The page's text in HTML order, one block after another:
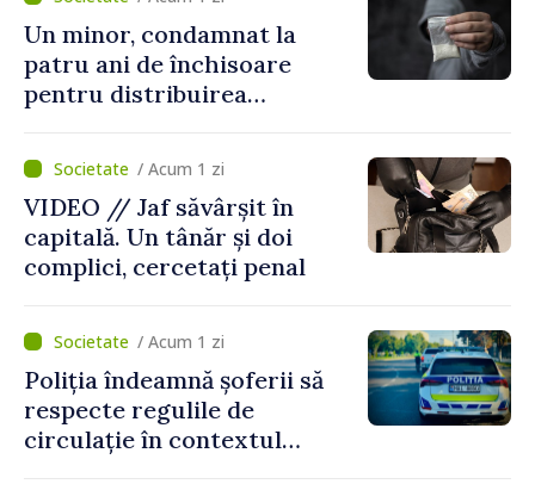
Un minor, condamnat la
patru ani de închisoare
pentru distribuirea
/ Acum 1 zi
VIDEO // Jaf săvârșit în
capitală. Un tânăr și doi
complici, cercetați penal
/ Acum 1 zi
Poliția îndeamnă șoferii să
respecte regulile de
circulație în contextul